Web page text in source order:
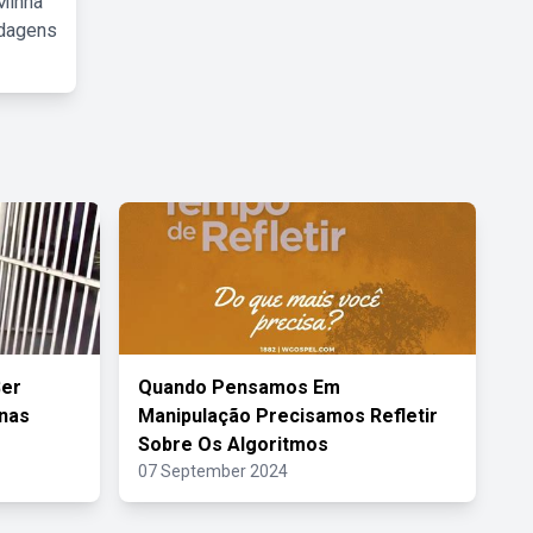
Quando Pensamos Em
Manipulação Precisamos Refletir
Sobre Os Algoritmos
07 September 2024